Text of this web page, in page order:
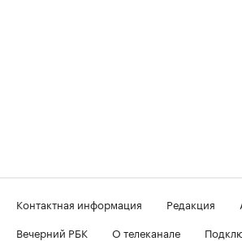
Контактная информация Редакция
Вечерний РБК
О телеканале